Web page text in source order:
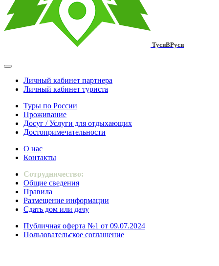
ТусиВРуси
Личный кабинет партнера
Личный кабинет туриста
Туры по России
Проживание
Досуг / Услуги для отдыхающих
Достопримечательности
О нас
Контакты
Сотрудничество:
Общие сведения
Правила
Размещение информации
Сдать дом или дачу
Публичная оферта №1 от 09.07.2024
Пользовательское соглашение